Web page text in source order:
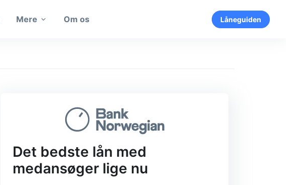
Mere Om os Låneguiden
Det bedste lån med
medansøger lige nu